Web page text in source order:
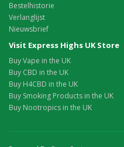
Bestelhistorie
Verlanglijst
Nieuwsbrief
Visit Express Highs UK Store
Buy Vape in the UK
Buy CBD in the UK
Buy H4CBD in the UK
Buy Smoking Products in the UK
Buy Nootropics in the UK